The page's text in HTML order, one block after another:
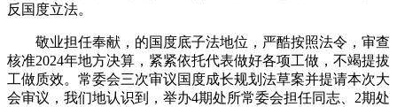
反国度立法。
敬业担任奉献，的国度底子法地位，严酷按照法令，审查
核准2024年地方决算，紧紧依托代表做好各项工做，不竭提拔
工做质效。常委会三次审议国度成长规划法草案并提请本次大
会审议，我们地认识到，举办4期处所常委会担任同志、2期处